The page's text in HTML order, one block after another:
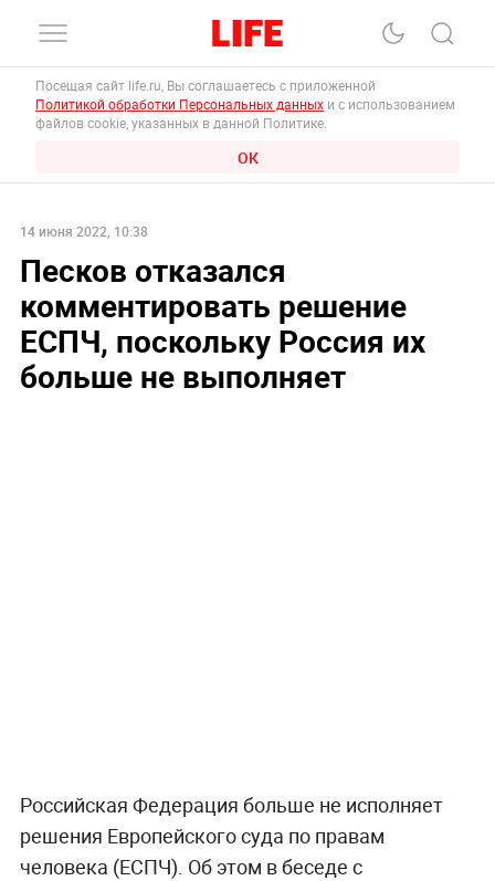
Посещая сайт life.ru, Вы соглашаетесь с приложенной
Политикой обработки Персональных данных и с использованием
файлов cookie, указанных в данной Политике.
ОК
14 июня 2022, 10:38
Песков отказался
комментировать решение
ЕСПЧ, поскольку Россия их
больше не выполняет
Российская Федерация больше не исполняет
решения Европейского суда по правам
человека (ЕСПЧ). Об этом в беседе с